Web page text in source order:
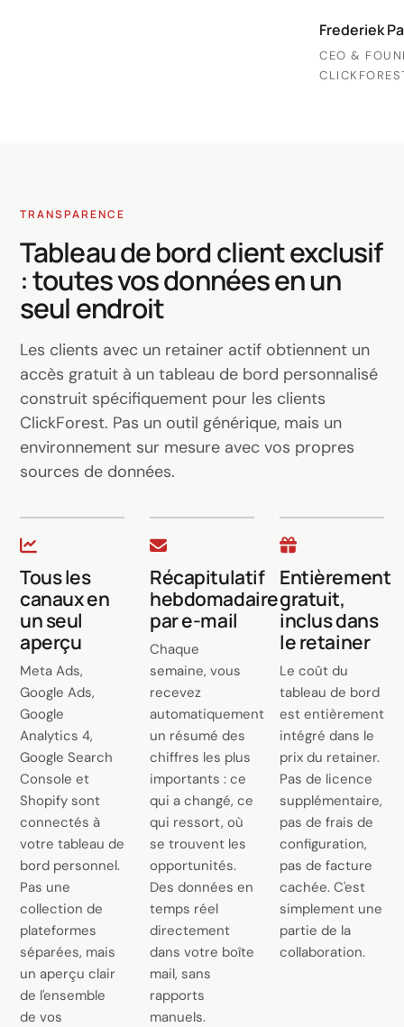
Frederiek
CEO &
TRANSPARENCE
Tableau de bord client exclusif
: toutes vos données en un
seul endroit
Les clients avec un retainer actif obtiennent un
accès gratuit à un tableau de bord personnalisé
construit spécifiquement pour les clients
ClickForest. Pas un outil générique, mais un
environnement sur mesure avec vos propres
sources de données.
Tous les
canaux en
un seul
aperçu
Meta Ads,
Google Ads,
Google
Analytics 4,
Google Search
Console et
Shopify sont
connectés à
votre tableau de
bord personnel.
Pas une
collection de
plateformes
séparées, mais
un aperçu clair
de l'ensemble
de vos
Récapitulatif
hebdomadaire
par e-mail
Chaque
semaine, vous
recevez
automatiquement
un résumé des
chiffres les plus
importants : ce
qui a changé, ce
qui ressort, où
se trouvent les
opportunités.
Des données en
temps réel
directement
dans votre boîte
mail, sans
rapports
manuels.
Entièrement
gratuit,
inclus dans
le retainer
Le coût du
tableau de bord
est entièrement
intégré dans le
prix du retainer.
Pas de licence
supplémentaire,
pas de frais de
configuration,
pas de facture
cachée. C'est
simplement une
partie de la
collaboration.